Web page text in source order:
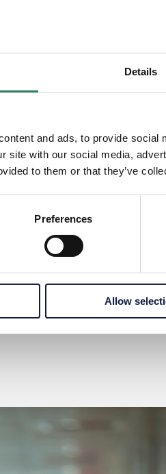
Details
and ads, to provide
site with our social media,
to them or that they’ve
Preferences
Allow
Tillid